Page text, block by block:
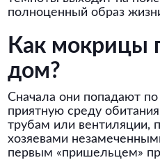
полноценный образ
Как мокрицы
дом?
Сначала они попадают по
приятную среду
трубам или вентиляции,
хозяевами
первым «пришельцем»